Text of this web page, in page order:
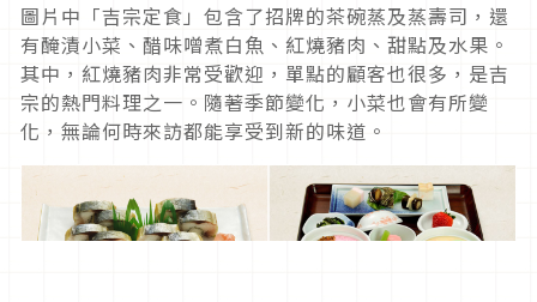
圖片中「吉宗定食」包含了招牌的茶碗蒸及蒸壽司，還
有醃漬小菜、醋味噌煮白魚、紅燒豬肉、甜點及水果。
其中，紅燒豬肉非常受歡迎，單點的顧客也很多，是吉
宗的熱門料理之一。隨著季節變化，小菜也會有所變
化，無論何時來訪都能享受到新的味道。